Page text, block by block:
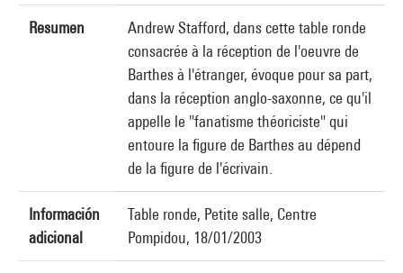
Resumen
Andrew Stafford, dans cette table ronde
consacrée à la réception de l'oeuvre de
Barthes à l'étranger, évoque pour sa part,
dans la réception anglo-saxonne, ce qu'il
appelle le "fanatisme théoriciste" qui
entoure la figure de Barthes au dépend
de la figure de l'écrivain.
Información
adicional
Table ronde, Petite salle, Centre
Pompidou, 18/01/2003